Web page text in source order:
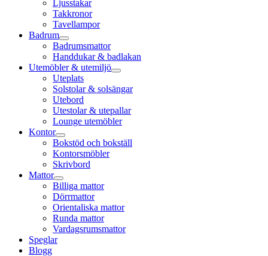
Ljusstakar
Takkronor
Tavellampor
Badrum
Badrumsmattor
Handdukar & badlakan
Utemöbler & utemiljö
Uteplats
Solstolar & solsängar
Utebord
Utestolar & utepallar
Lounge utemöbler
Kontor
Bokstöd och bokställ
Kontorsmöbler
Skrivbord
Mattor
Billiga mattor
Dörrmattor
Orientaliska mattor
Runda mattor
Vardagsrumsmattor
Speglar
Blogg